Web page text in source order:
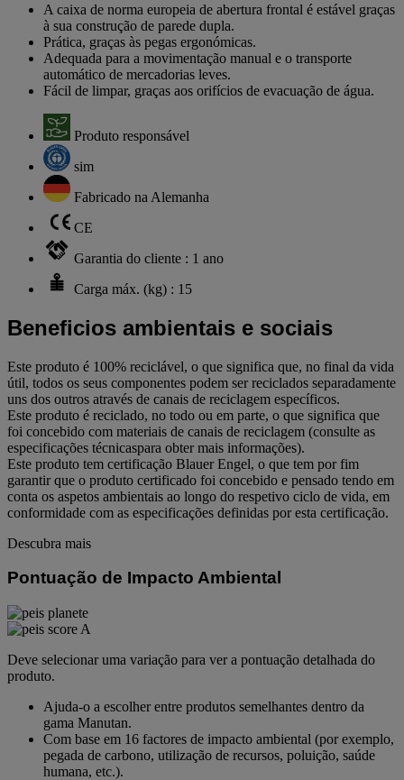
A caixa de norma europeia de abertura frontal é estável graças
à sua construção de parede dupla.
Prática, graças às pegas ergonómicas.
Adequada para a movimentação manual e o transporte
automático de mercadorias leves.
Fácil de limpar, graças aos orifícios de evacuação de água.
Produto responsável
sim
Fabricado na Alemanha
CE
Garantia do cliente : 1 ano
Carga máx. (kg) : 15
Beneficios ambientais e sociais
Este produto é 100% reciclável, o que significa que, no final da vida
útil, todos os seus componentes podem ser reciclados separadamente
uns dos outros através de canais de reciclagem específicos.
Este produto é reciclado, no todo ou em parte, o que significa que
foi concebido com materiais de canais de reciclagem (consulte as
especificações técnicaspara obter mais informações).
Este produto tem certificação Blauer Engel, o que tem por fim
garantir que o produto certificado foi concebido e pensado tendo em
conta os aspetos ambientais ao longo do respetivo ciclo de vida, em
conformidade com as especificações definidas por esta certificação.
Descubra mais
Pontuação de Impacto Ambiental
Deve selecionar uma variação para ver a pontuação detalhada do
produto.
Ajuda-o a escolher entre produtos semelhantes dentro da
gama Manutan.
Com base em 16 factores de impacto ambiental (por exemplo,
pegada de carbono, utilização de recursos, poluição, saúde
humana, etc.).